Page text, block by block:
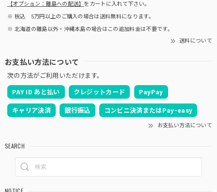
【オプション：離島への配送】 をカートに入れて下さい。
※ 税込 5万円以上のご購入の場合は送料無料になります。
※ 北海道の離島以外・沖縄本島の場合はこの追加料金は不要です。
送料について
お支払い方法について
次の方法がご利用いただけます。
PAY ID あと払い クレジットカード PayPay
キャリア決済 銀行振込 コンビニ決済またはPay-easy
お支払い方法について
SEARCH